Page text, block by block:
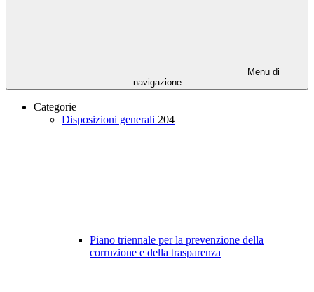
Menu di
navigazione
Categorie
Disposizioni generali 204
Piano triennale per la prevenzione della
corruzione e della trasparenza